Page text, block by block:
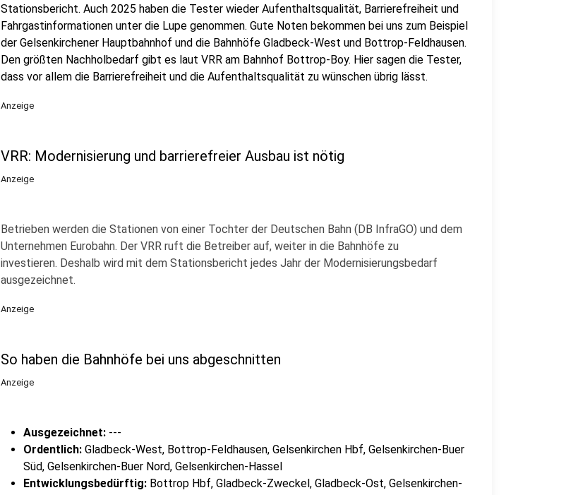
Stationsbericht. Auch 2025 haben die Tester wieder Aufenthaltsqualität, Barrierefreiheit und
Fahrgastinformationen unter die Lupe genommen. Gute Noten bekommen bei uns zum Beispiel
der Gelsenkirchener Hauptbahnhof und die Bahnhöfe Gladbeck-West und Bottrop-Feldhausen.
Den größten Nachholbedarf gibt es laut VRR am Bahnhof Bottrop-Boy. Hier sagen die Tester,
dass vor allem die Barrierefreiheit und die Aufenthaltsqualität zu wünschen übrig lässt.
Anzeige
VRR: Modernisierung und barrierefreier Ausbau ist nötig
Anzeige
Betrieben werden die Stationen von einer Tochter der Deutschen Bahn (DB InfraGO) und dem
Unternehmen Eurobahn. Der VRR ruft die Betreiber auf, weiter in die Bahnhöfe zu
investieren. Deshalb wird mit dem Stationsbericht jedes Jahr der Modernisierungsbedarf
ausgezeichnet.
Anzeige
So haben die Bahnhöfe bei uns abgeschnitten
Anzeige
Ausgezeichnet: ---
Ordentlich: Gladbeck-West, Bottrop-Feldhausen, Gelsenkirchen Hbf, Gelsenkirchen-Buer
Süd, Gelsenkirchen-Buer Nord, Gelsenkirchen-Hassel
Entwicklungsbedürftig: Bottrop Hbf, Gladbeck-Zweckel, Gladbeck-Ost, Gelsenkirchen-